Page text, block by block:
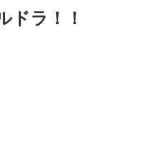
ドラ！！